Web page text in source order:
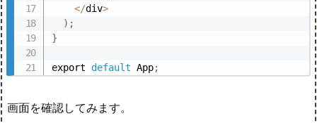
</div>
) ;
}
export default App;
画面を確認してみます。